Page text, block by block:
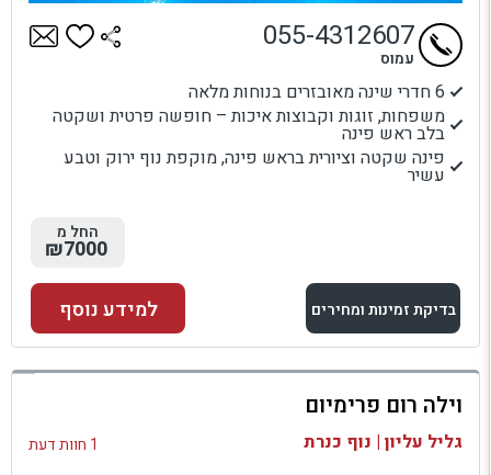
6 חדרי שינה מאובזרים בנוחות מלאה
משפחות, זוגות וקבוצות איכות – חופשה פרטית ושקטה
בלב ראש פינה
פינה שקטה וציורית בראש פינה, מוקפת נוף ירוק וטבע
עשיר
055-4312607
עמוס
החל מ
₪7000
בדיקת זמינות ומחירים
למתחם זה
בדיקת זמינות ומחירים
למידע נוסף
וילה רום פרימיום
גליל עליון | נוף כנרת 1 חוות דעת